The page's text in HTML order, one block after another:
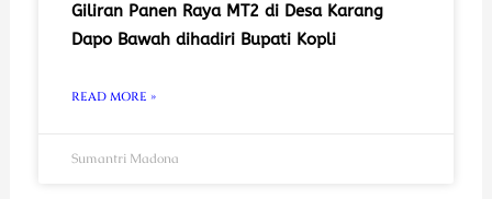
Giliran Panen Raya MT2 di Desa Karang
Dapo Bawah dihadiri Bupati Kopli
READ MORE »
Sumantri Madona